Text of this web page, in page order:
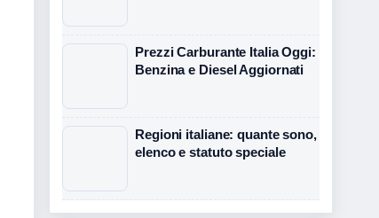
Prezzi Carburante Italia Oggi:
Benzina e Diesel Aggiornati
Regioni italiane: quante sono,
elenco e statuto speciale